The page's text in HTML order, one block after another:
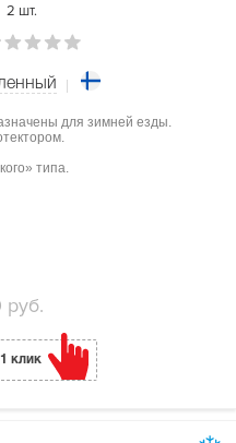
2 шт.
для зимней езды.
типа.
клик